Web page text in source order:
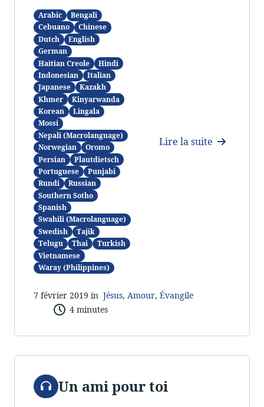
Arabic
Bengali
Cebuano
Chinese
Dutch
English
German
Haitian Creole
Hindi
Indonesian
Italian
Japanese
Kazakh
Khmer
Kinyarwanda
Korean
Lingala
Mossi
Nepali (Macrolanguage)
Norwegian
Oromo
Persian
Plautdietsch
Portuguese
Punjabi
Rundi
Russian
Southern Sotho
Spanish
Swahili (Macrolanguage)
Swedish
Tajik
Telugu
Thai
Turkish
Vietnamese
Waray (Philippines)
Lire la suite
7 février 2019 in Jésus, Amour, Évangile
4 minutes
Audio
Un ami pour toi